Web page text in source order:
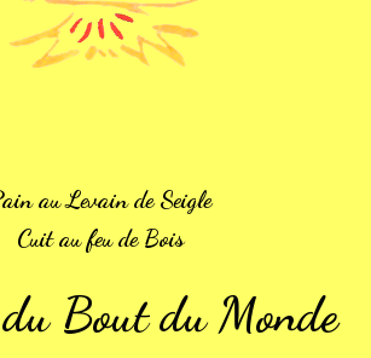
au Levain de Seigle
Cuit au feu de Bois
Bout du Monde